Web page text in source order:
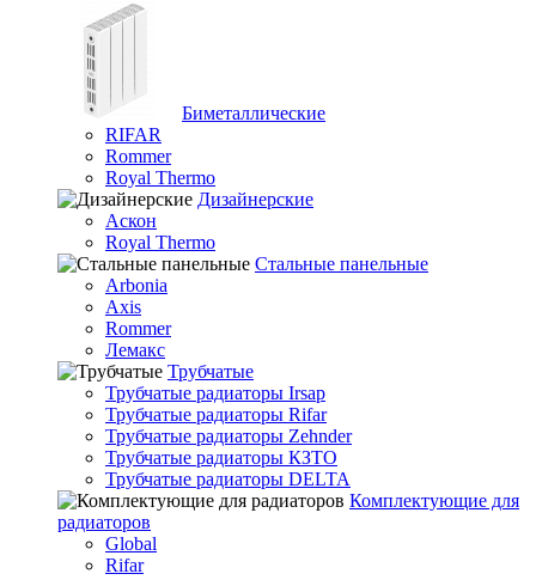
Биметаллические
RIFAR
Rommer
Royal Thermo
Дизайнерские
Аскон
Royal Thermo
Стальные панельные
Arbonia
Axis
Rommer
Лемакс
Трубчатые
Трубчатые радиаторы Irsap
Трубчатые радиаторы Rifar
Трубчатые радиаторы Zehnder
Трубчатые радиаторы КЗТО
Трубчатые радиаторы DELTA
Комплектующие для
радиаторов
Global
Rifar